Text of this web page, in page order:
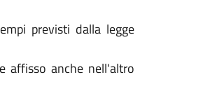
previsti dalla legge
affisso anche nell'altro